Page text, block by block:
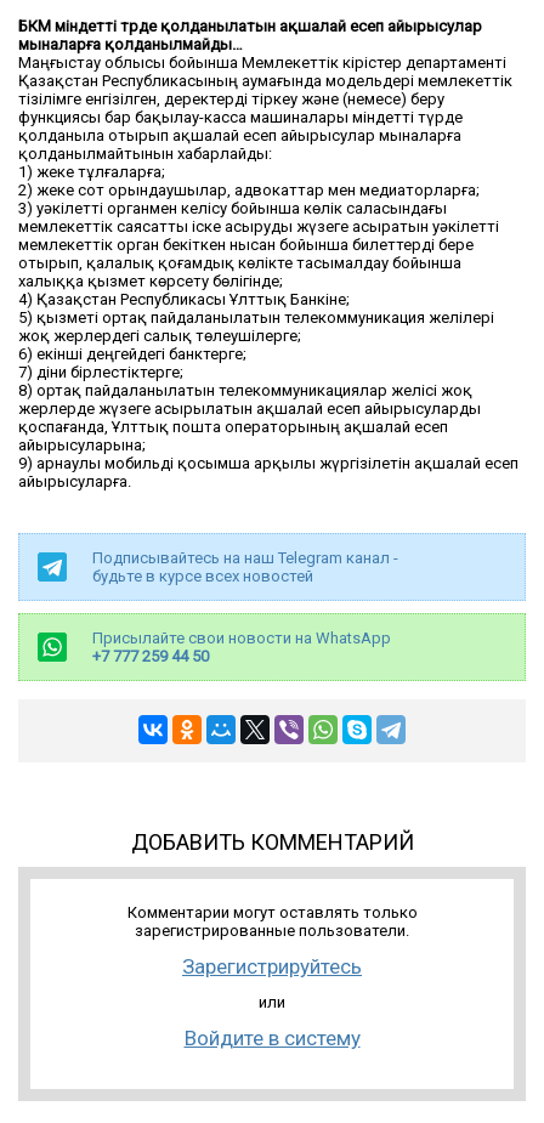
БКМ міндетті түрде қолданылатын ақшалай есеп айырысулар
мыналарға қолданылмайды…
Маңғыстау облысы бойынша Мемлекеттік кірістер департаменті
Қазақстан Республикасының аумағында модельдері мемлекеттік
тізілімге енгізілген, деректерді тіркеу және (немесе) беру
функциясы бар бақылау-касса машиналары мiндеттi түрде
қолданыла отырып ақшалай есеп айырысулар мыналарға
қолданылмайтынын хабарлайды:
1) жеке тұлғаларға;
2) жеке сот орындаушылар, адвокаттар мен медиаторларға;
3) уәкілетті органмен келісу бойынша көлік саласындағы
мемлекеттік саясатты іске асыруды жүзеге асыратын уәкілетті
мемлекеттік орган бекіткен нысан бойынша билеттерді бере
отырып, қалалық қоғамдық көлікте тасымалдау бойынша
халыққа қызмет көрсету бөлігінде;
4) Қазақстан Республикасы Ұлттық Банкіне;
5) қызметі ортақ пайдаланылатын телекоммуникация желiлерi
жоқ жерлердегі салық төлеушілерге;
6) екінші деңгейдегі банктерге;
7) діни бірлестіктерге;
8) ортақ пайдаланылатын телекоммуникациялар желісі жоқ
жерлерде жүзеге асырылатын ақшалай есеп айырысуларды
қоспағанда, Ұлттық пошта операторының ақшалай есеп
айырысуларына;
9) арнаулы мобильді қосымша арқылы жүргізілетін ақшалай есеп
айырысуларға.
Подписывайтесь на наш Telegram канал -
будьте в курсе всех новостей
Присылайте свои новости на WhatsApp
+7 777 259 44 50
ДОБАВИТЬ КОММЕНТАРИЙ
Комментарии могут оставлять только
зарегистрированные пользователи.
Зарегистрируйтесь
или
Войдите в систему